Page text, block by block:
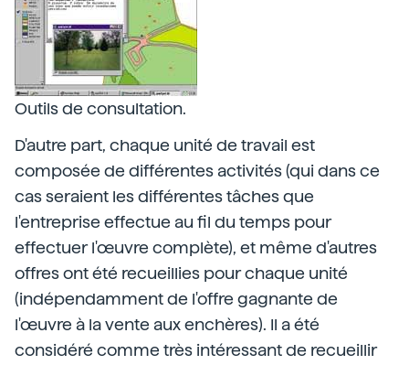
Outils de consultation.
D'autre part, chaque unité de travail est
composée de différentes activités (qui dans ce
cas seraient les différentes tâches que
l'entreprise effectue au fil du temps pour
effectuer l'œuvre complète), et même d'autres
offres ont été recueillies pour chaque unité
(indépendamment de l'offre gagnante de
l'œuvre à la vente aux enchères). Il a été
considéré comme très intéressant de recueillir